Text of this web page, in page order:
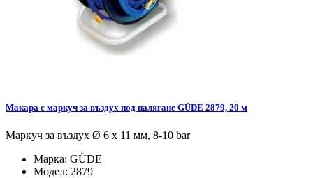
Макара с маркуч за въздух под налягане GÜDE 2879, 20 м
Маркуч за въздух Ø 6 x 11 мм, 8-10 bar
Марка: GÜDE
Модел: 2879